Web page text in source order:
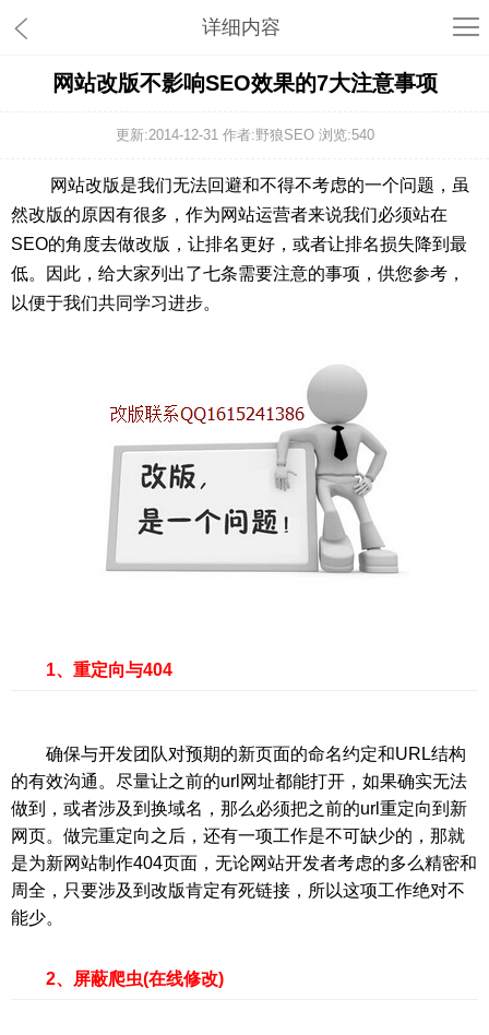
详细内容
网站改版不影响SEO效果的7大注意事项
更新:2014-12-31 作者:野狼SEO 浏览:540
网站改版是我们无法回避和不得不考虑的一个问题，虽
然改版的原因有很多，作为网站运营者来说我们必须站在
SEO的角度去做改版，让排名更好，或者让排名损失降到最
低。因此，给大家列出了七条需要注意的事项，供您参考，
以便于我们共同学习进步。
1、重定向与404
确保与开发团队对预期的新页面的命名约定和URL结构
的有效沟通。尽量让之前的url网址都能打开，如果确实无法
做到，或者涉及到换域名，那么必须把之前的url重定向到新
网页。做完重定向之后，还有一项工作是不可缺少的，那就
是为新网站制作404页面，无论网站开发者考虑的多么精密和
周全，只要涉及到改版肯定有死链接，所以这项工作绝对不
能少。
2、屏蔽爬虫(在线修改)